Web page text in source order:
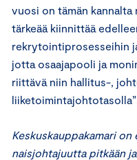
vuosi on tämän
tärkeää kiinnittää
rekrytointiprosesseihin
jotta osaajapooli ja
riittävä niin hallitus-,
Keskuskauppakamari on
naisjohtajuutta pitkään